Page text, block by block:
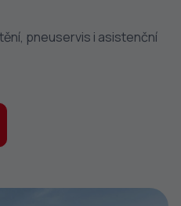
pneuservis i asistenční